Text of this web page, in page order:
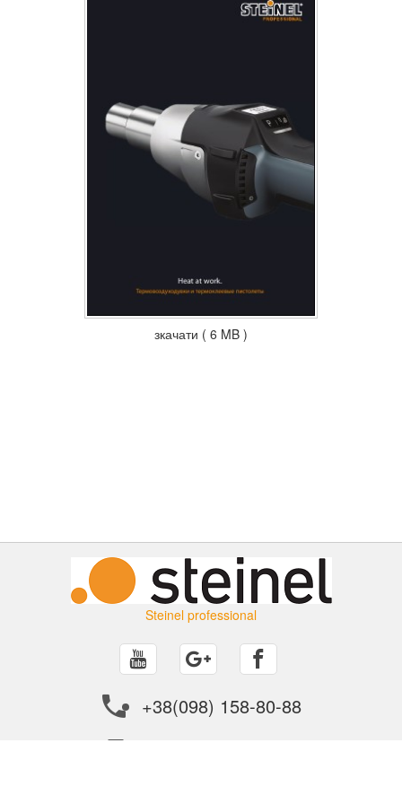
зкачати ( 6 MB )
Steinel professional
+38(098) 158-80-88